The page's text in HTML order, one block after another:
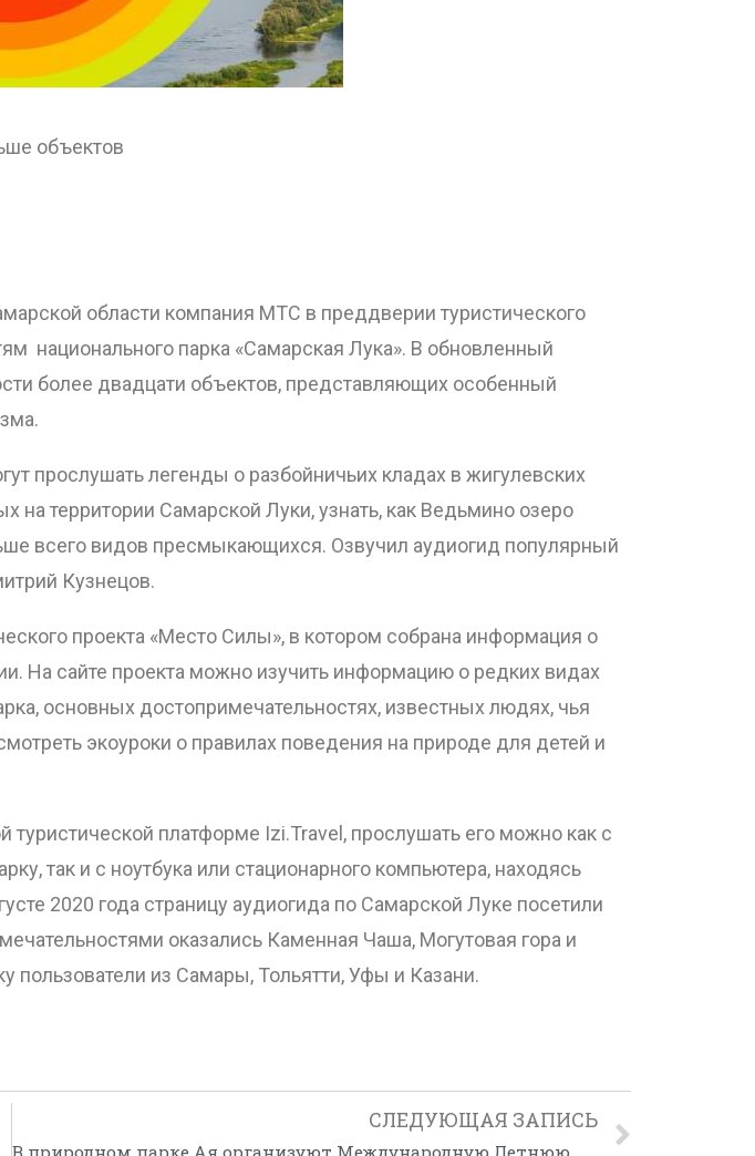
объектов
области компания МТС в преддверии туристического
национального парка «Самарская Лука». В обновленный
более двадцати объектов, представляющих особенный
прослушать легенды о разбойничьих кладах в жигулевских
территории Самарской Луки, узнать, как Ведьмино озеро
всего видов пресмыкающихся. Озвучил аудиогид популярный
Кузнецов.
проекта «Место Силы», в котором собрана информация о
На сайте проекта можно изучить информацию о редких видах
основных достопримечательностях, известных людях, чья
экоуроки о правилах поведения на природе для детей и
платформе Izi.Travel, прослушать его можно как с
так и с ноутбука или стационарного компьютера, находясь
2020 года страницу аудиогида по Самарской Луке посетили
оказались Каменная Чаша, Могутовая гора и
пользователи из Самары, Тольятти, Уфы и Казани.
СЛЕДУЮЩАЯ ЗАПИСЬ